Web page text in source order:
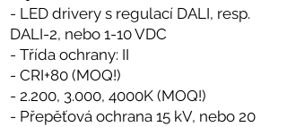
- LED drivery s regulací DALI, resp.
DALI-2, nebo 1-10 VDC
- Třída ochrany: II
- CRI+80 (MOQ!)
- 2.200, 3.000, 4000K (MOQ!)
- Přepěťová ochrana 15 kV, nebo 20